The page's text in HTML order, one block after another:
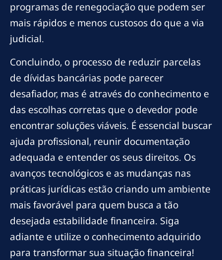
programas de renegociação que podem ser
mais rápidos e menos custosos do que a via
judicial.
Concluindo, o processo de reduzir parcelas
de dívidas bancárias pode parecer
desafiador, mas é através do conhecimento e
das escolhas corretas que o devedor pode
encontrar soluções viáveis. É essencial buscar
ajuda profissional, reunir documentação
adequada e entender os seus direitos. Os
avanços tecnológicos e as mudanças nas
práticas jurídicas estão criando um ambiente
mais favorável para quem busca a tão
desejada estabilidade financeira. Siga
adiante e utilize o conhecimento adquirido
para transformar sua situação financeira!